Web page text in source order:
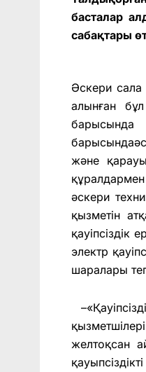
басталар
сабақтары
Әскери
алынған
және
әскери
қызметін
электр
шаралары
желтоқсан